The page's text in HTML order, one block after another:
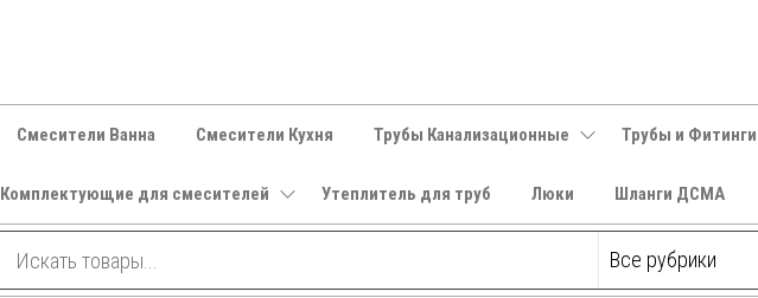
Смесители Ванна Смесители Кухня Трубы Канализационные Трубы и Фитинги
Комплектующие для смесителей Утеплитель для труб Люки Шланги ДСМА